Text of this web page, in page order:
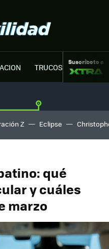
TRUCOS MOTOR
Suscríbete a
Z Eclipse
qué
y cuáles
marzo